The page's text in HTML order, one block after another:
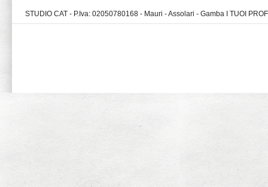
STUDIO CAT - P.Iva: 02050780168 - Mauri - Assolari - Gamba I TUOI